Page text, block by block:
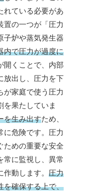
れている必要があ
置の一つが「圧力
子炉や蒸気発生器
内で圧力が過度に
開くことで、内部
放出し、圧力を下
が家庭で使う圧力
を果たしていま
を生み出すため、
に危険です。圧力
ための重要な安全
常に監視し、異常
動します。 圧力
を確保する上で、